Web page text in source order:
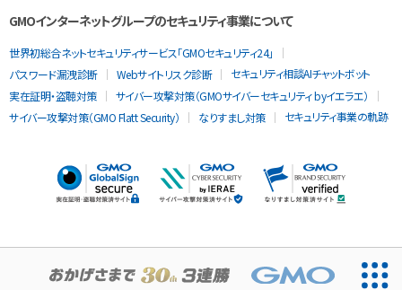
GMOインターネットグループのセキュリティ事業について
世界初総合ネットセキュリティサービス「GMOセキュリティ24」
パスワード漏洩診断
Webサイトリスク診断
セキュリティ相談AIチャットボット
実在証明・盗聴対策
サイバー攻撃対策（GMOサイバーセキュリティ byイエラエ）
サイバー攻撃対策（GMO Flatt Security）
なりすまし対策 セキュリティ事業の軌跡